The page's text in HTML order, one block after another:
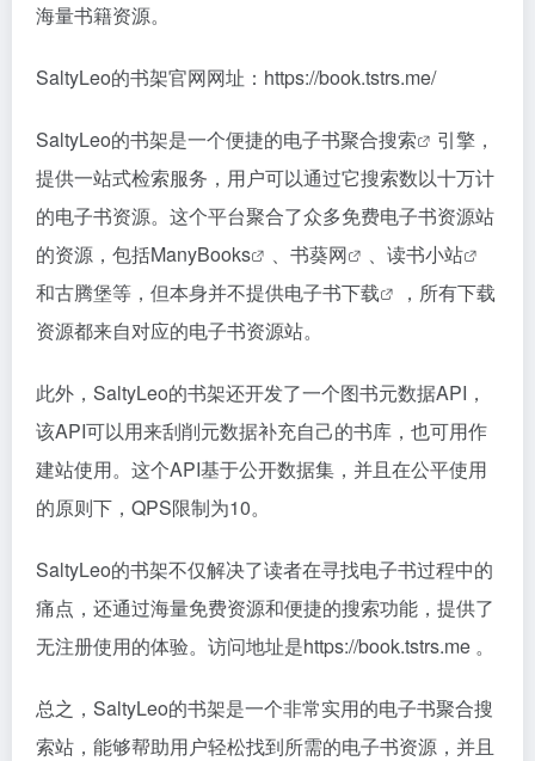
海量书籍资源。
SaltyLeo的书架官网网址：https://book.tstrs.me/
SaltyLeo的书架是一个便捷的电子书聚合搜索
引擎，
提供一站式检索服务，用户可以通过它搜索数以十万计
的电子书资源。这个平台聚合了众多免费电子书资源站
的资源，包括ManyBooks 、 书葵网 、 读书小站
和古腾堡等，但本身并不提供电子书下载
，所有下载
资源都来自对应的电子书资源站。
此外，SaltyLeo的书架还开发了一个图书元数据API，
该API可以用来刮削元数据补充自己的书库，也可用作
建站使用。这个API基于公开数据集，并且在公平使用
的原则下，QPS限制为10。
SaltyLeo的书架不仅解决了读者在寻找电子书过程中的
痛点，还通过海量免费资源和便捷的搜索功能，提供了
无注册使用的体验。访问地址是https://book.tstrs.me 。
总之，SaltyLeo的书架是一个非常实用的电子书聚合搜
索站，能够帮助用户轻松找到所需的电子书资源，并且